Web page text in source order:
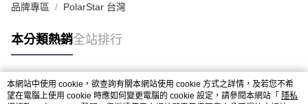
品牌專區 PolarStar 台灣
本分類熱銷全站排行
熱門標籤
本網站中使用 cookie，欲查詢有關本網站使用 cookie 方式之詳情，及若您不希
望在電腦上使用 cookie 時應如何變更電腦的 cookie 設定，請參閱本網站「 隱私